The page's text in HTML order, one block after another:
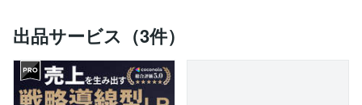
✧ 世界80ヶ国対応のヘルステック調査サービスのLPを
制作
✧ 全国70店舗展開のストレッチブランドのLPを制作
▼ 成果実績について ▼
出品サービス（3件）